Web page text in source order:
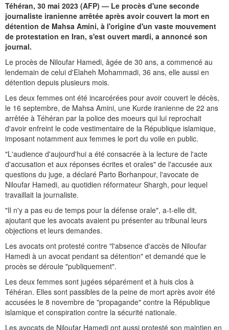
Téhéran, 30 mai 2023 (AFP) — Le procès d'une seconde
journaliste iranienne arrêtée après avoir couvert la mort en
détention de Mahsa Amini, à l'origine d'un vaste mouvement
de protestation en Iran, s'est ouvert mardi, a annoncé son
journal.
Le procès de Niloufar Hamedi, âgée de 30 ans, a commencé au
lendemain de celui d'Elaheh Mohammadi, 36 ans, elle aussi en
détention depuis plusieurs mois.
Les deux femmes ont été incarcérées pour avoir couvert le décès,
le 16 septembre, de Mahsa Amini, une Kurde iranienne de 22 ans
arrêtée à Téhéran par la police des moeurs qui lui reprochait
d'avoir enfreint le code vestimentaire de la République islamique,
imposant notamment aux femmes le port du voile en public.
"L'audience d'aujourd'hui a été consacrée à la lecture de l'acte
d'accusation et aux réponses écrites et orales" de l'accusée aux
questions du juge, a déclaré Parto Borhanpour, l'avocate de
Niloufar Hamedi, au quotidien réformateur Shargh, pour lequel
travaillait la journaliste.
"Il n'y a pas eu de temps pour la défense orale", a-t-elle dit,
ajoutant que les avocats avaient pu présenter au tribunal leurs
objections et leurs demandes.
Les avocats ont protesté contre "l'absence d'accès de Niloufar
Hamedi à un avocat pendant sa détention" et demandé que le
procès se déroule "publiquement".
Les deux femmes sont jugées séparément et à huis clos à
Téhéran. Elles sont passibles de la peine de mort après avoir été
accusées le 8 novembre de "propagande" contre la République
islamique et conspiration contre la sécurité nationale.
Les avocats de Niloufar Hamedi ont aussi protesté son maintien en